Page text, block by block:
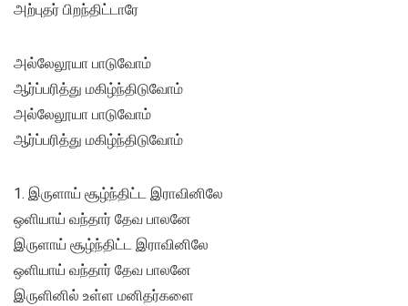
அற்புதர் பிறந்திட்டாரே
அல்லேலூயா பாடுவோம்
ஆர்ப்பரித்து மகிழ்ந்திடுவோம்
அல்லேலூயா பாடுவோம்
ஆர்ப்பரித்து மகிழ்ந்திடுவோம்
1. இருளாய் சூழ்ந்திட்ட இராவினிலே
ஒளியாய் வந்தார் தேவ பாலனே
இருளாய் சூழ்ந்திட்ட இராவினிலே
ஒளியாய் வந்தார் தேவ பாலனே
இருளினில் உள்ள மனிதர்களை